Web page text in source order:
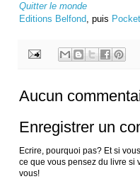
Quitter le monde
Editions Belfond, puis Pocket
Aucun
Enregistrer un
Ecrire, pourquoi pas? Et si
ce que vous pensez du livre si
vous!